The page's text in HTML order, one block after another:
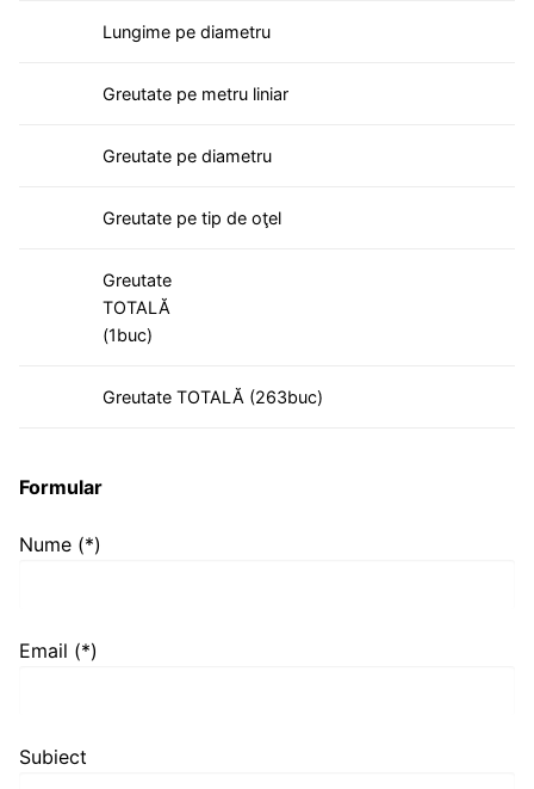
Lungime pe diametru
Greutate pe metru liniar
Greutate pe diametru
Greutate pe tip de oţel
Greutate
TOTALĂ
(1buc)
Greutate TOTALĂ (263buc)
Formular
Nume (*)
Email (*)
Subiect